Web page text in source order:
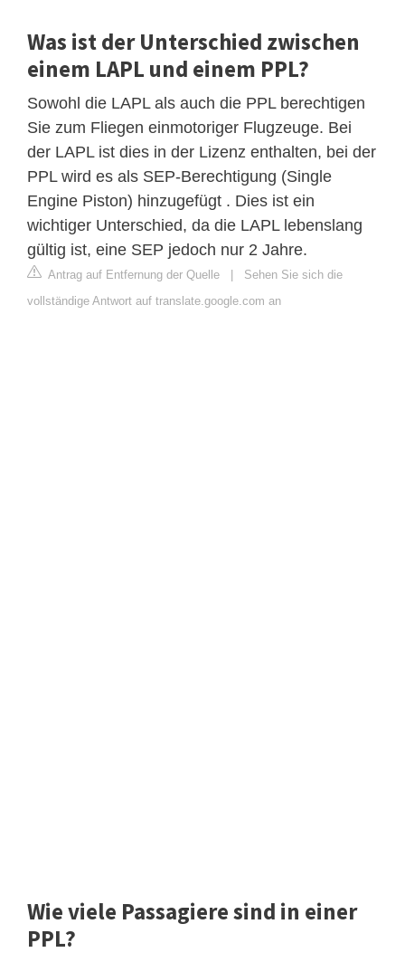
Was ist der Unterschied zwischen
einem LAPL und einem PPL?
Sowohl die LAPL als auch die PPL berechtigen
Sie zum Fliegen einmotoriger Flugzeuge. Bei
der LAPL ist dies in der Lizenz enthalten, bei der
PPL wird es als SEP-Berechtigung (Single
Engine Piston) hinzugefügt . Dies ist ein
wichtiger Unterschied, da die LAPL lebenslang
gültig ist, eine SEP jedoch nur 2 Jahre.
Antrag auf Entfernung der Quelle | Sehen Sie sich die
vollständige Antwort auf translate.google.com an
Wie viele Passagiere sind in einer
PPL?